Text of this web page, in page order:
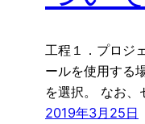
工程１．プロジ
ールを使用する
を選択。 なお
2019年3月25日